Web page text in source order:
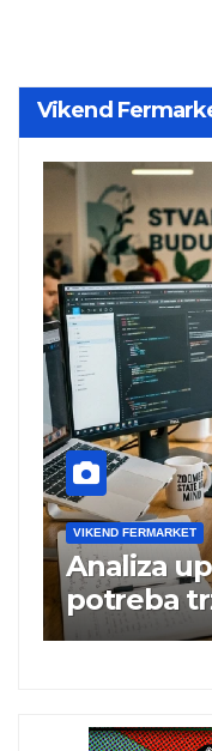
Vikend
VIKEND FERMARKET
Charli
britanska
albuma